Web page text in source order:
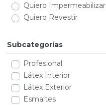
Quiero Impermeabilizar
Quiero Revestir
Subcategorías
Profesional
Látex Interior
Látex Exterior
Esmaltes